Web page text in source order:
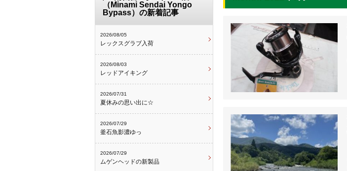
（Minami Sendai Yongo
Bypass）の新着記事
2026/08/05
レックスグラブ入荷
2026/08/03
レッドアイキング
2026/07/31
夏休みの思い出に☆
2026/07/29
釜石魚影濃ゆっ
2026/07/29
ムゲンヘッドの新製品